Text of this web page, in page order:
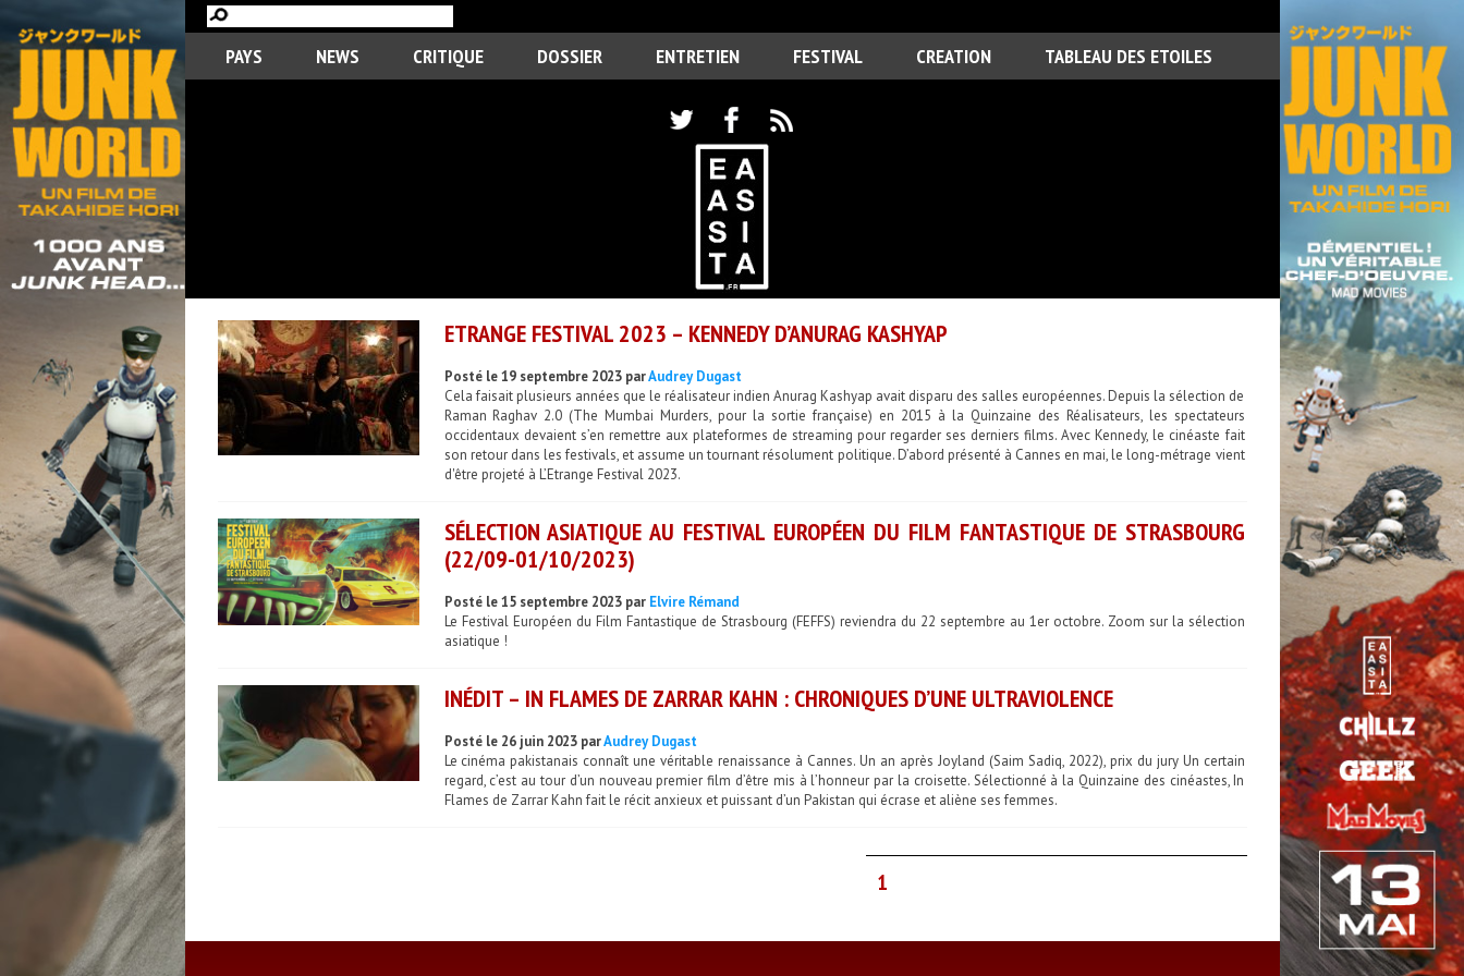
PAYS NEWS CRITIQUE DOSSIER ENTRETIEN FESTIVAL CREATION TABLEAU DES ETOILES
ETRANGE FESTIVAL 2023 – KENNEDY D’ANURAG KASHYAP
Posté le 19 septembre 2023 parAudrey Dugast
Cela faisait plusieurs années que le réalisateur indien Anurag Kashyap avait disparu des salles européennes. Depuis la sélection de
Raman Raghav 2.0 (The Mumbai Murders, pour la sortie française) en 2015 à la Quinzaine des Réalisateurs, les spectateurs
occidentaux devaient s’en remettre aux plateformes de streaming pour regarder ses derniers films. Avec Kennedy, le cinéaste fait
son retour dans les festivals, et assume un tournant résolument politique. D’abord présenté à Cannes en mai, le long-métrage vient
d'être projeté à L’Etrange Festival 2023.
SÉLECTION ASIATIQUE AU FESTIVAL EUROPÉEN DU FILM FANTASTIQUE DE STRASBOURG
(22/09-01/10/2023)
Posté le 15 septembre 2023 par Elvire Rémand
Le Festival Européen du Film Fantastique de Strasbourg (FEFFS) reviendra du 22 septembre au 1er octobre. Zoom sur la sélection
asiatique !
INÉDIT – IN FLAMES DE ZARRAR KAHN : CHRONIQUES D’UNE ULTRAVIOLENCE
Posté le 26 juin 2023 parAudrey Dugast
Le cinéma pakistanais connaît une véritable renaissance à Cannes. Un an après Joyland (Saim Sadiq, 2022), prix du jury Un certain
regard, c’est au tour d’un nouveau premier film d’être mis à l’honneur par la croisette. Sélectionné à la Quinzaine des cinéastes, In
Flames de Zarrar Kahn fait le récit anxieux et puissant d’un Pakistan qui écrase et aliène ses femmes.
1